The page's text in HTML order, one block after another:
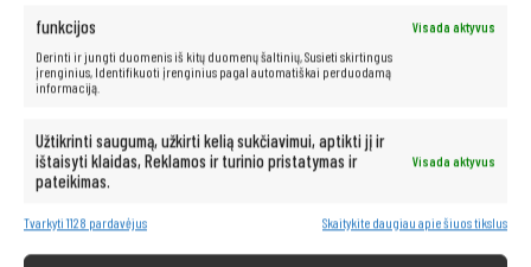
funkcijos
Visada aktyvus
Derinti ir jungti duomenis iš kitų duomenų šaltinių, Susieti skirtingus
įrenginius, Identifikuoti įrenginius pagal automatiškai perduodamą
informaciją.
Užtikrinti saugumą, užkirti kelią sukčiavimui, aptikti jį ir
ištaisyti klaidas, Reklamos ir turinio pristatymas ir
pateikimas.
Visada aktyvus
Tvarkyti 1128 pardavėjus Skaitykite daugiau apie šiuos tikslus
naudojimo patogumą.
ranka!
Be vargo transliuokite filmus ir muziką geriausia kokybe iš tokių